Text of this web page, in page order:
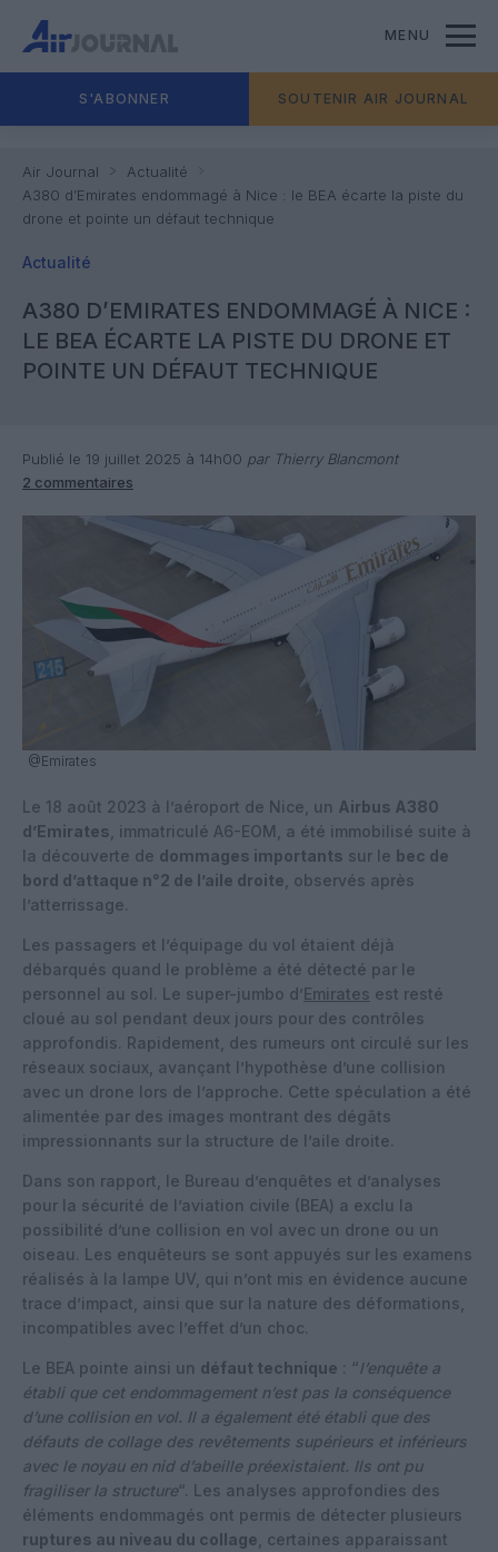
MENU
S'ABONNER SOUTENIR AIR JOURNAL
Air Journal
Actualité
A380 d’Emirates endommagé à Nice : le BEA écarte la piste du
drone et pointe un défaut technique
Actualité
A380 D’EMIRATES ENDOMMAGÉ À NICE :
LE BEA ÉCARTE LA PISTE DU DRONE ET
POINTE UN DÉFAUT TECHNIQUE
Publié le 19 juillet 2025 à 14h00 par Thierry Blancmont
2 commentaires
@Emirates
Le 18 août 2023 à l’aéroport de Nice, un Airbus A380
d’Emirates , immatriculé A6-EOM, a été immobilisé suite à
la découverte de dommages importants sur le bec de
bord d’attaque n°2 de l’aile droite , observés après
l’atterrissage.
Les passagers et l’équipage du vol étaient déjà
débarqués quand le problème a été détecté par le
personnel au sol. Le super-jumbo d’Emirates est resté
cloué au sol pendant deux jours pour des contrôles
approfondis. Rapidement, des rumeurs ont circulé sur les
réseaux sociaux, avançant l’hypothèse d’une collision
avec un drone lors de l’approche. Cette spéculation a été
alimentée par des images montrant des dégâts
impressionnants sur la structure de l’aile droite.
Dans son rapport, le Bureau d’enquêtes et d’analyses
pour la sécurité de l’aviation civile (BEA) a exclu la
possibilité d’une collision en vol avec un drone ou un
oiseau. Les enquêteurs se sont appuyés sur les examens
réalisés à la lampe UV, qui n’ont mis en évidence aucune
trace d’impact, ainsi que sur la nature des déformations,
incompatibles avec l’effet d’un choc.
Le BEA pointe ainsi un défaut technique : “l’enquête a
établi que cet endommagement n’est pas la conséquence
d’une collision en vol. Il a également été établi que des
défauts de collage des revêtements supérieurs et inférieurs
avec le noyau en nid d’abeille préexistaient. Ils ont pu
fragiliser la structure“. Les analyses approfondies des
éléments endommagés ont permis de détecter plusieurs
ruptures au niveau du collage , certaines apparaissant